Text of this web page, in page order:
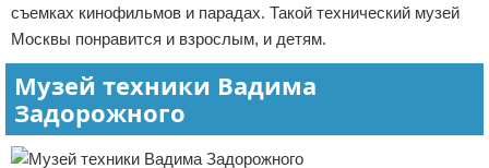
съемках кинофильмов и парадах. Такой технический музей
Москвы понравится и взрослым, и детям.
Музей техники Вадима
Задорожного